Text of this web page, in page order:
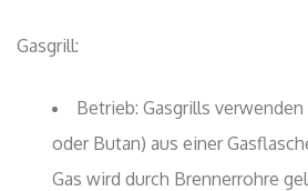
Gasgrill:
Betrieb: Gasgrills
oder Butan) aus einer
Gas wird durch Brennerrohre